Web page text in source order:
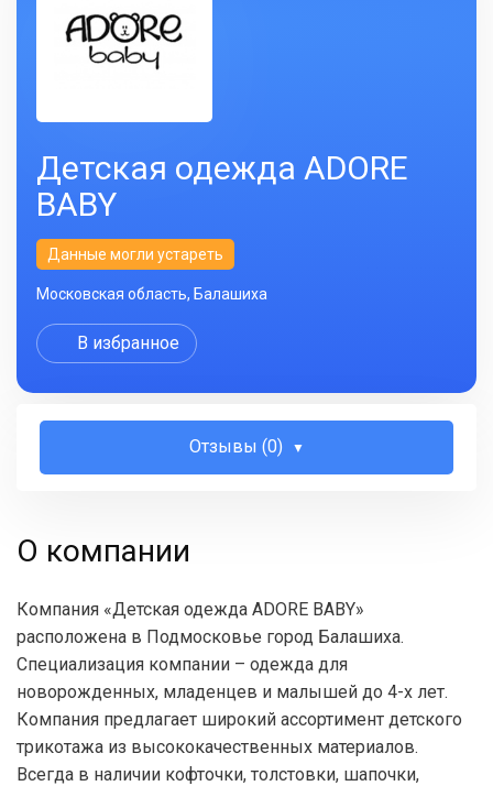
Детская одежда ADORE
BABY
Данные могли устареть
Московская область, Балашиха
В избранное
Отзывы (0)
О компании
Компания «Детская одежда ADORE BABY»
расположена в Подмосковье город Балашиха.
Специализация компании – одежда для
новорожденных, младенцев и малышей до 4-х лет.
Компания предлагает широкий ассортимент детского
трикотажа из высококачественных материалов.
Всегда в наличии кофточки, толстовки, шапочки,